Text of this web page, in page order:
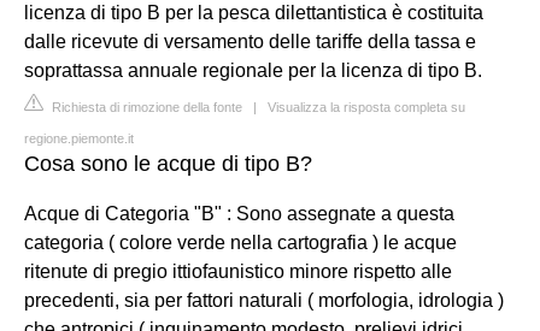
licenza di tipo B per la pesca dilettantistica è costituita
dalle ricevute di versamento delle tariffe della tassa e
soprattassa annuale regionale per la licenza di tipo B.
Richiesta di rimozione della fonte | Visualizza la risposta completa su
regione.piemonte.it
Cosa sono le acque di tipo B?
Acque di Categoria "B" : Sono assegnate a questa
categoria ( colore verde nella cartografia ) le acque
ritenute di pregio ittiofaunistico minore rispetto alle
precedenti, sia per fattori naturali ( morfologia, idrologia )